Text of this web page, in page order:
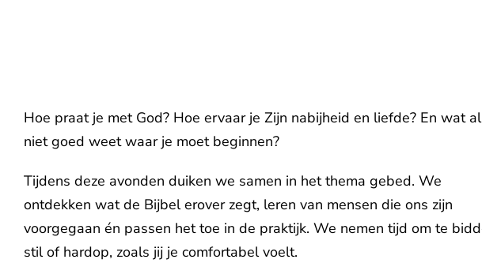
Hoe praat je met God? Hoe ervaar je Zijn nabijheid en liefde? En wat
niet goed weet waar je moet beginnen?
Tijdens deze avonden duiken we samen in het thema gebed. We
ontdekken wat de Bijbel erover zegt, leren van mensen die ons zijn
voorgegaan én passen het toe in de praktijk. We nemen tijd om te
stil of hardop, zoals jij je comfortabel voelt.